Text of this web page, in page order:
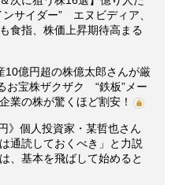
サイダー” エヌビディア、
食指、株価上昇期待高まる
10億円超の株億太郎さんが厳
お宝株ザクザク “鉄板”メー
業の株が驚くほど割安！
》個人投資家・某哲也さん
通読しておくべき」と力説
基本を飛ばして始めると